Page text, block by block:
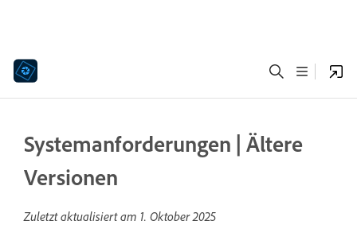
Systemanforderungen | Ältere
Versionen
Zuletzt aktualisiert am 1. Oktober 2025